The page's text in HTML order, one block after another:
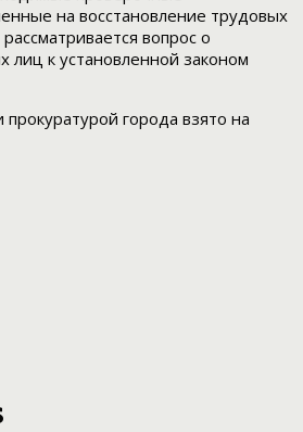
на восстановление трудовых
вопрос о
лиц к установленной законом
города взято на